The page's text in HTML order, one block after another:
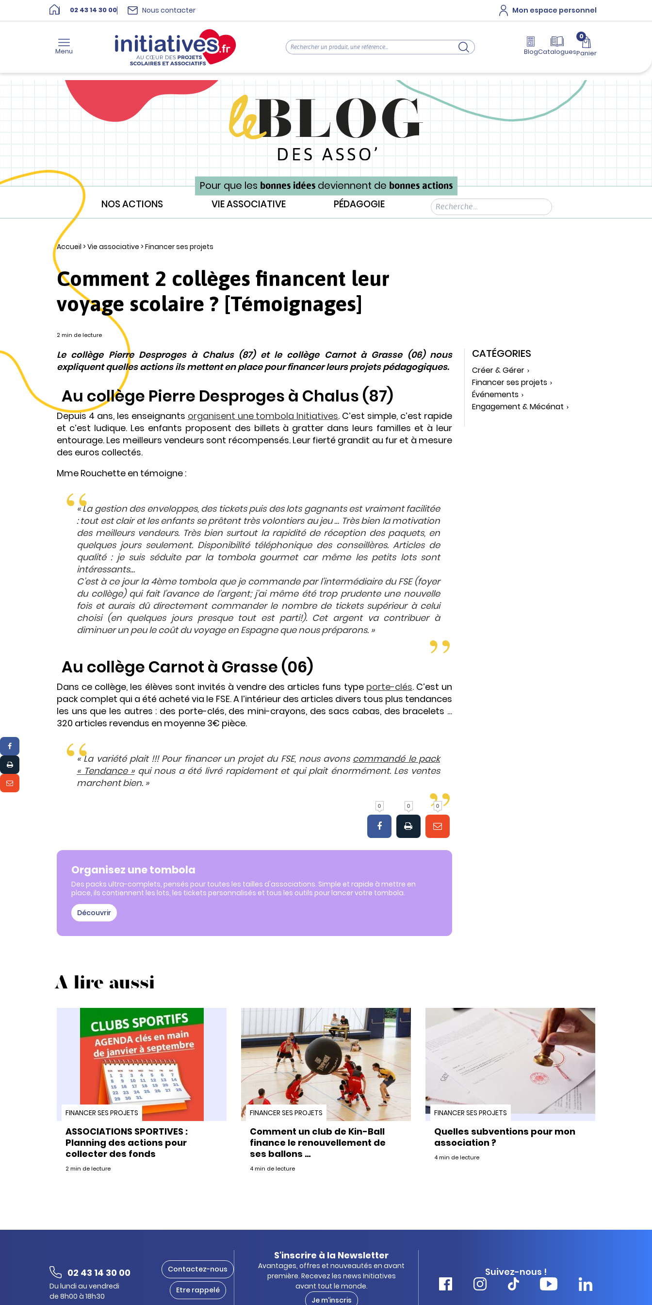
Pour que les bonnes idéesdeviennent de bonnes actions
NOS ACTIONS VIE ASSOCIATIVE PÉDAGOGIE
Accueil >Vie associative >Financer ses projets
Comment 2 collèges financent leur
voyage scolaire ? [Témoignages]
2 min de lecture
Le collège Pierre Desproges à Chalus (87) et le collège Carnot à Grasse (06) nous
expliquent quelles actions ils mettent en place pour financer leurs projets pédagogiques.
Au collège Pierre Desproges à Chalus (87)
Depuis 4 ans, les enseignants organisent une tombola Initiatives. C’est simple, c’est rapide
et c’est ludique. Les enfants proposent des billets à gratter dans leurs familles et à leur
entourage. Les meilleurs vendeurs sont récompensés. Leur fierté grandit au fur et à mesure
des euros collectés.
Mme Rouchette en témoigne :
« La gestion des enveloppes, des tickets puis des lots gagnants est vraiment facilitée
: tout est clair et les enfants se prêtent très volontiers au jeu … Très bien la motivation
des meilleurs vendeurs. Très bien surtout la rapidité de réception des paquets, en
quelques jours seulement. Disponibilité téléphonique des conseillères. Articles de
qualité : je suis séduite par la tombola gourmet car même les petits lots sont
intéressants…
C’est à ce jour la 4ème tombola que je commande par l’intermédiaire du FSE (foyer
du collège) qui fait l’avance de l’argent; j’ai même été trop prudente une nouvelle
fois et aurais dû directement commander le nombre de tickets supérieur à celui
choisi (en quelques jours presque tout est parti!). Cet argent va contribuer à
diminuer un peu le coût du voyage en Espagne que nous préparons. »
Au collège Carnot à Grasse (06)
Dans ce collège, les élèves sont invités à vendre des articles funs type porte-clés. C’est un
pack complet qui a été acheté via le FSE. A l’intérieur des articles divers tous plus tendances
les uns que les autres : des porte-clés, des mini-crayons, des sacs cabas, des bracelets …
320 articles revendus en moyenne 3€ pièce.
« La variété plait !!! Pour financer un projet du FSE, nous avons commandé le pack
« Tendance »qui nous a été livré rapidement et qui plait énormément. Les ventes
marchent bien. »
0 0 0
Organisez une tombola
Des packs ultra-complets, pensés pour toutes les tailles d'associations. Simple et rapide à mettre en
place, ils contiennent les lots, les tickets personnalisés et tous les outils pour lancer votre tombola.
Découvrir
CATÉGORIES
Créer & Gérer
Financer ses projets
Événements
Engagement & Mécénat
A lire aussi
FINANCER SES PROJETS
ASSOCIATIONS SPORTIVES :
Planning des actions pour
collecter des fonds
2 min de lecture
FINANCER SES PROJETS
Comment un club de Kin-Ball
finance le renouvellement de
ses ballons …
4 min de lecture
FINANCER SES PROJETS
Quelles subventions pour mon
association ?
4 min de lecture
02 43 14 30 00 Nous contacter Mon espace personnel
Menu BlogCatalogues
0
Panier
02 43 14 30 00
Du lundi au vendredi
de 8h00 à 18h30
Contactez-nous
Etre rappelé
S'inscrire à la Newsletter
Avantages, offres et nouveautés en avant
première. Recevez les news Initiatives
avant tout le monde.
Je m'inscris
Suivez-nous !